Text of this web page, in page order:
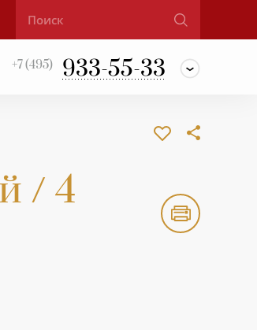
+7 (495) 933-55-33
/ 4